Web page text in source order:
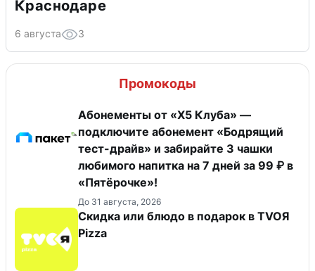
Краснодаре
6 августа 3
Промокоды
Абонементы от «Х5 Клуба» —
подключите абонемент «Бодрящий
тест-драйв» и забирайте 3 чашки
любимого напитка на 7 дней за 99 ₽ в
«Пятёрочке»!
До 31 августа, 2026
Скидка или блюдо в подарок в TVOЯ
Pizza